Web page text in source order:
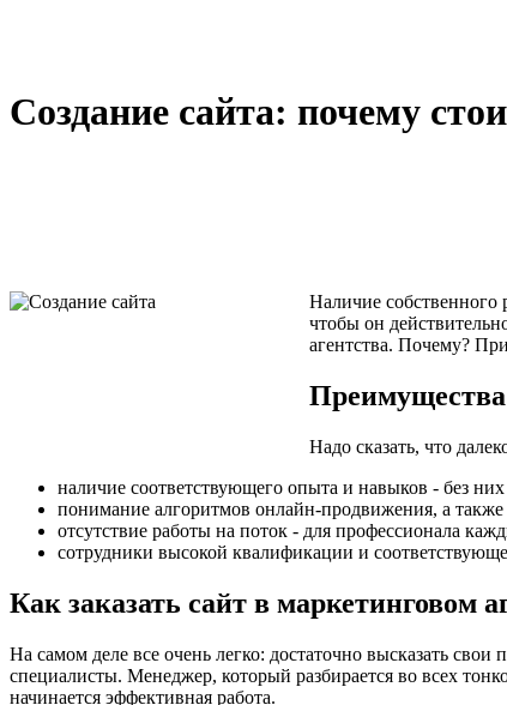
Создание сайта: почему
Наличие собственного
чтобы он
агентства. Почему?
Преимущества
Надо сказать, что
наличие соответствующего опыта и навыков - без
понимание алгоритмов онлайн-продвижения, а
отсутствие работы на поток - для профессионала
сотрудники высокой квалификации и
Как заказать сайт в маркетинговом
На самом деле все очень легко: достаточно высказать
специалисты. Менеджер, который разбирается во всех
начинается эффективная работа.